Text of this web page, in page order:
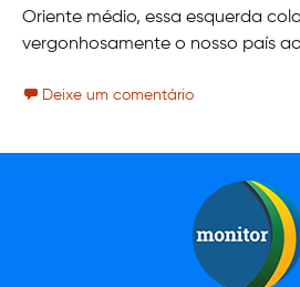
Oriente médio, essa esquerda
vergonhosamente o nosso país
Deixe um comentário